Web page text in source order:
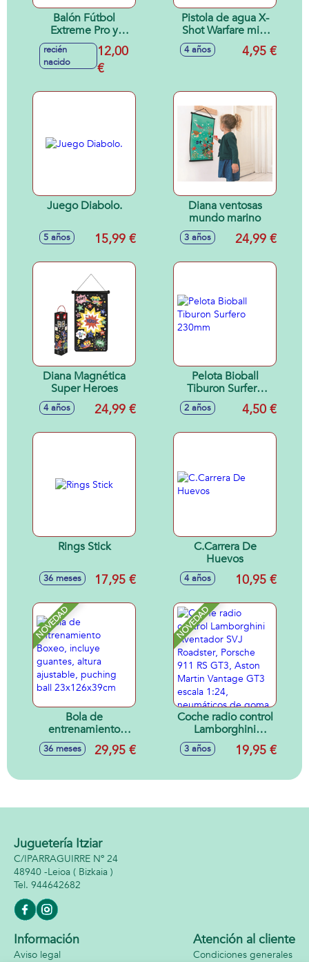
Balón Fútbol
Extreme Pro y
Campeón 230mm -
Modelos surtidos
recién
nacido
12,00
€
Pistola de agua X-
Shot Warfare mini
Stealth Soaker
20x4x19'5cm -
4 años 4,95 €
Juego Diabolo.
5 años 15,99 €
Diana ventosas
mundo marino
3 años 24,99 €
Diana Magnética
Super Heroes
4 años 24,99 €
Pelota Bioball
Tiburon Surfero
230mm
2 años 4,50 €
Rings Stick
36 meses 17,95 €
C.Carrera De
Huevos
4 años 10,95 €
NOVEDAD
Bola de
entrenamiento
Boxeo, incluye
guantes, altura
ball 23x126x39cm
36 meses 29,95 €
NOVEDAD
Coche radio control
Lamborghini
Aventador SVJ
Roadster, Porsche
Martin Vantage
neumáticos de
3 años 19,95 €
Juguetería Itziar
C/IPARRAGUIRRE Nº 24
48940 -Leioa ( Bizkaia )
944642682
Información
Aviso legal
Atención al cliente
Condiciones generales